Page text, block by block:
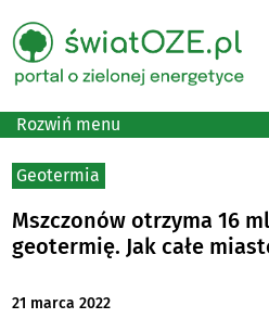
Rozwiń menu
Geotermia
Mszczonów otrzyma 16
geotermię. Jak całe
21 marca 2022